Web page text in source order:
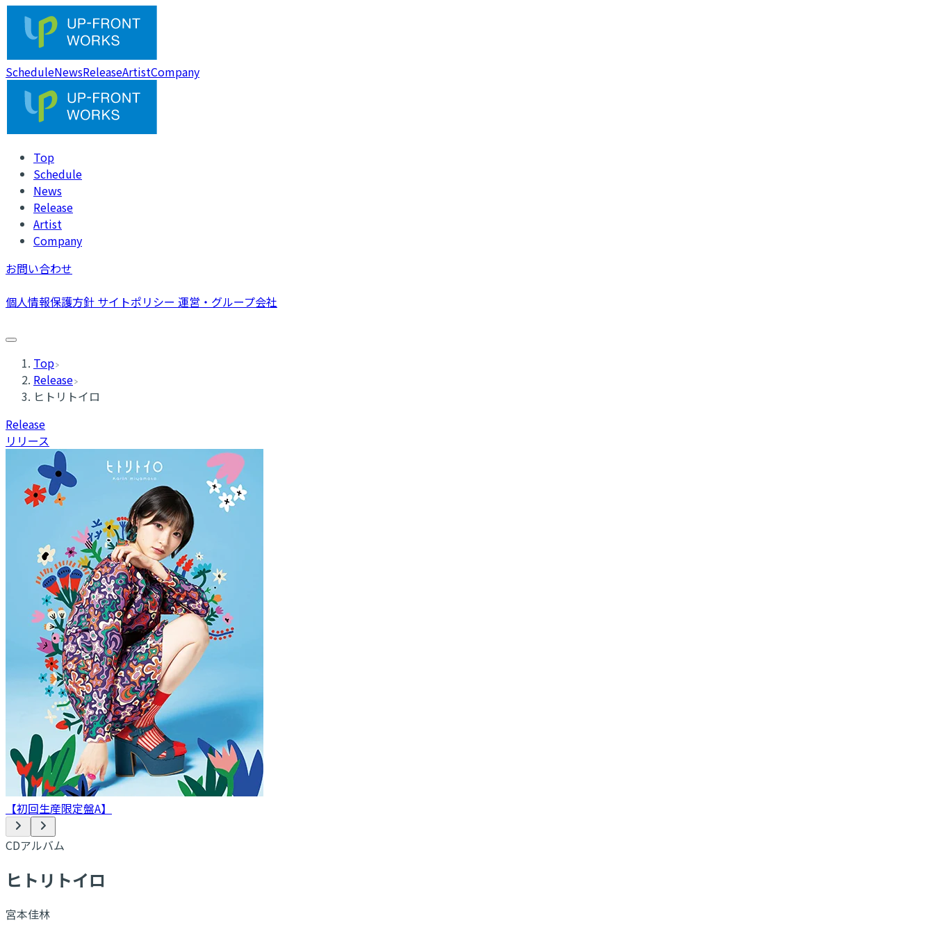
ScheduleNewsReleaseArtistCompany
Top
Schedule
News
Release
Artist
Company
お問い合わせ
個人情報保護方針 サイトポリシー 運営・グループ会社
Top
Release
ヒトリトイロ
Release
リリース
【初回生産限定盤A】
CDアルバム
ヒトリトイロ
宮本佳林